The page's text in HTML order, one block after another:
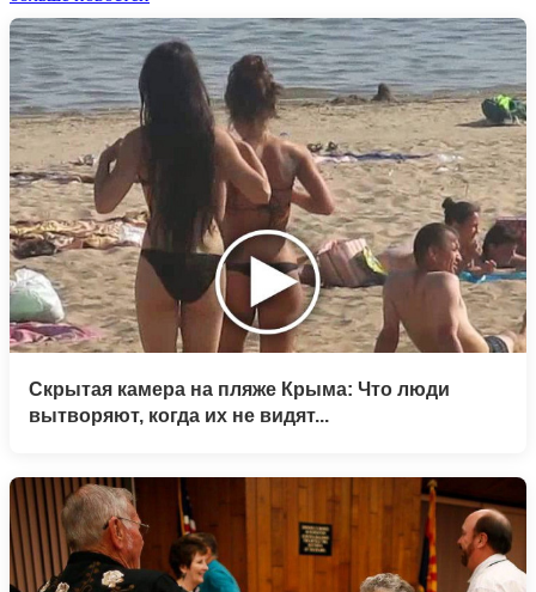
Скрытая камера на пляже Крыма: Что люди
вытворяют, когда их не видят...